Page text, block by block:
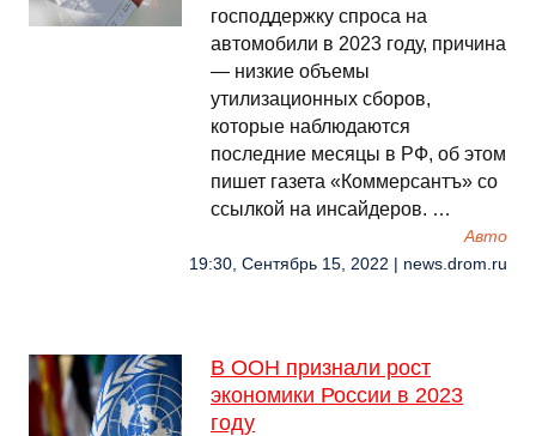
господдержку спроса на
автомобили в 2023 году, причина
— низкие объемы
утилизационных сборов,
которые наблюдаются
последние месяцы в РФ, об этом
пишет газета «Коммерсантъ» со
ссылкой на инсайдеров. …
Авто
19:30, Сентябрь 15, 2022 | news.drom.ru
В ООН признали рост
экономики России в 2023
году